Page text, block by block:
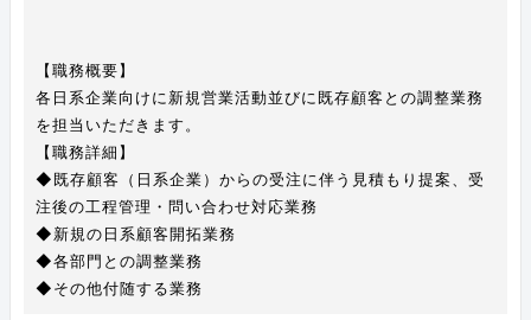
【職務概要】
各日系企業向けに新規営業活動並びに既存顧客との調整業務
を担当いただきます。
【職務詳細】
◆既存顧客（日系企業）からの受注に伴う見積もり提案、受
注後の工程管理・問い合わせ対応業務
◆新規の日系顧客開拓業務
◆各部門との調整業務
◆その他付随する業務